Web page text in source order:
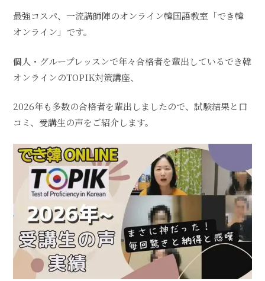
最強コスパ、一流講師陣のオンライン韓国語教室「でき韓
オンライン」です。
個人・グループレッスンで年々合格者を輩出しているでき韓
オンラインのTOPIK対策講座、
2026年も多数の合格者を輩出しましたので、試験結果と口
コミ、受講生の声をご紹介します。